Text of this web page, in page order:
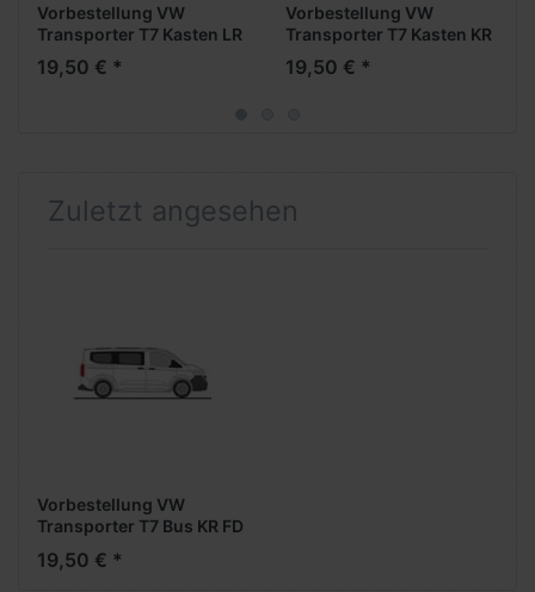
Vorbestellung VW
Transporter T7 Kasten LR
FD -light grey metallic- -
Formneuheit- ***Neuheit
19,50 € *
Vorbestellung VW
Transporter T7 Kasten KR
FD -clear white- -
Formneuheit- ***Neuheit
19,50 € *
Zuletzt angesehen
Vorbestellung VW
Transporter T7 Bus KR FD
Formneuheit- ***Neuheit
19,50 € *